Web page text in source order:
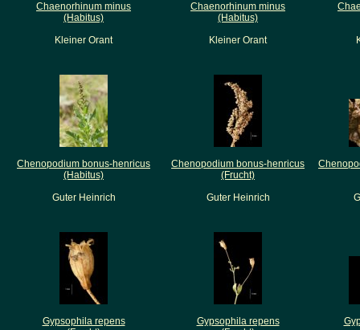
Chaenorhinum minus
(Habitus)
Kleiner Orant
Chaenorhinum minus
(Habitus)
Kleiner Orant
Chenopodium bonus-henricus
(Habitus)
Guter Heinrich
Chenopodium bonus-henricus
(Frucht)
Guter Heinrich
Gypsophila repens
Gypsophila repens